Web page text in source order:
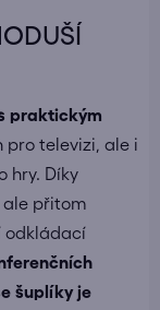
praktickým
pro televizi, ale i
hry. Díky
ale přitom
odkládací
šuplíky je